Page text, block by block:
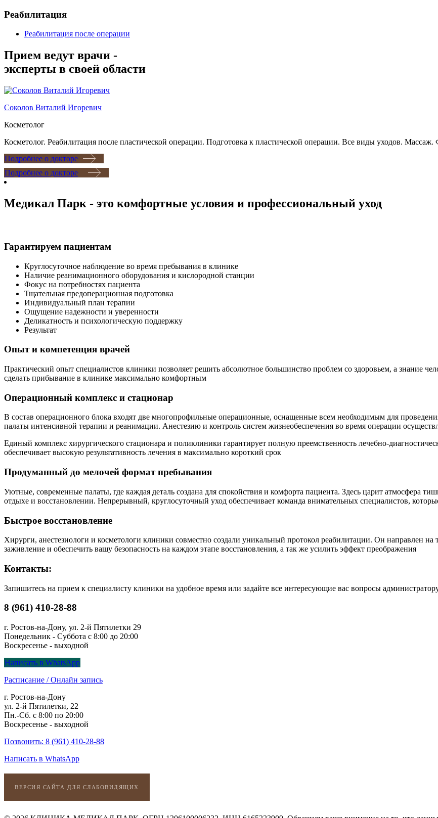
Реабилитация
Реабилитация после операции
Прием ведут врачи -
эксперты в своей области
Соколов Виталий Игоревич
Косметолог
Косметолог. Реабилитация после пластической операции. Подготовка к пластической операции. Все виды уходов.
Подробнее о докторе
Подробнее о докторе
Медикал Парк - это комфортные условия и профессиональный уход
Гарантируем пациентам
Круглосуточное наблюдение во время пребывания в клинике
Наличие реанимационного оборудования и кислородной станции
Фокус на потребностях пациента
Тщательная предоперационная подготовка
Индивидуальный план терапии
Ощущение надежности и уверенности
Деликатность и психологическую поддержку
Результат
Опыт и компетенция врачей
Практический опыт специалистов клиники позволяет решить абсолютное большинство проблем со здоровьем, а знание
сделать прибывание в клинике максимально комфортным
Операционный комплекс и стационар
В состав операционного блока входят две многопрофильные операционные, оснащенные всем необходимым для
палаты интенсивной терапии и реанимации. Анестезию и контроль систем жизнеобеспечения во время операции
Единый комплекс хирургического стационара и поликлиники гарантирует полную преемственность лечебно-
обеспечивает высокую результативность лечения в максимально короткий срок
Продуманный до мелочей формат пребывания
Уютные, современные палаты, где каждая деталь создана для спокойствия и комфорта пациента. Здесь царит атмосфера
отдыхе и восстановлении. Непрерывный, круглосуточный уход обеспечивает команда внимательных специалистов,
Быстрое восстановление
Хирурги, анестезиологи и косметологи клиники совместно создали уникальный протокол реабилитации. Он направлен
заживление и обеспечить вашу безопасность на каждом этапе восстановления, а так же усилить эффект преображения
Контакты:
Запишитесь на прием к специалисту клиники на удобное время или задайте все интересующие вас вопросы
8 (961) 410-28-88
г. Ростов-на-Дону, ул. 2-й Пятилетки 29
Понедельник - Суббота с 8:00 до 20:00
Воскресенье - выходной
Написать в WhatsApp
Расписание / Онлайн запись
г. Ростов-на-Дону
ул. 2-й Пятилетки, 22
Пн.-Сб. с 8:00 по 20:00
Воскресенье - выходной
Позвонить: 8 (961) 410-28-88
Написать в WhatsApp
ВЕРСИЯ САЙТА ДЛЯ СЛАБОВИДЯЩИХ